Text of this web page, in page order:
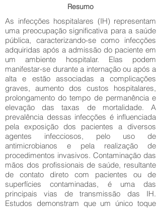
Resumo
As infecções hospitalares (IH) representam
uma preocupação significativa para a saúde
pública, caracterizando-se como infecções
adquiridas após a admissão do paciente em
um ambiente hospitalar. Elas podem
manifestar-se durante a internação ou após a
alta e estão associadas a complicações
graves, aumento dos custos hospitalares,
prolongamento do tempo de permanência e
elevação das taxas de mortalidade. A
prevalência dessas infecções é influenciada
pela exposição dos pacientes a diversos
agentes infecciosos, pelo uso de
antimicrobianos e pela realização de
procedimentos invasivos. Contaminação das
mãos dos profissionais de saúde, resultante
de contato direto com pacientes ou de
superfícies contaminadas, é uma das
principais vias de transmissão das IH.
Estudos demonstram que um único toque